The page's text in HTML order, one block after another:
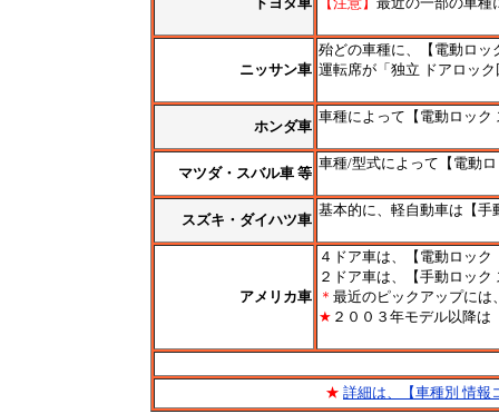
ニッサン車
殆どの車種に、【電動ロッ
運転席が「独立 ドアロッ
ホンダ車
車種によって【電動ロック
マツダ・スバル車 等
車種/型式によって【電動
スズキ・ダイハツ車
基本的に、軽自動車は【手
アメリカ車
４ドア車は、【電動ロッ
２ドア車は、【手動ロッ
＊ 最近のピックアップには
★ ２００３年モデル以降
★ 詳細は、【車種別 情報